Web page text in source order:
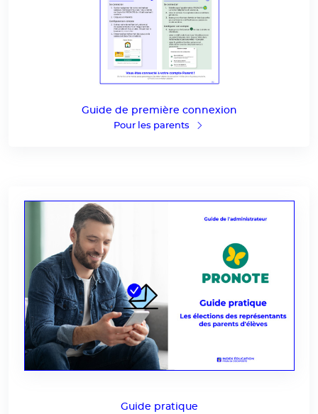
Guide de première connexion
Pour les parents
Guide pratique